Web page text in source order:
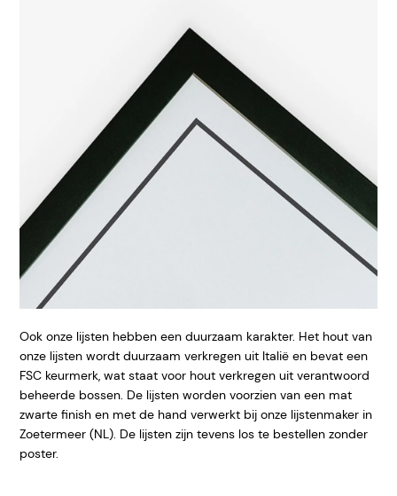
Ook onze lijsten hebben een duurzaam karakter. Het hout van
onze lijsten wordt duurzaam verkregen uit Italië en bevat een
FSC keurmerk, wat staat voor hout verkregen uit verantwoord
beheerde bossen. De lijsten worden voorzien van een mat
zwarte finish en met de hand verwerkt bij onze lijstenmaker in
Zoetermeer (NL). De lijsten zijn tevens los te bestellen zonder
poster.